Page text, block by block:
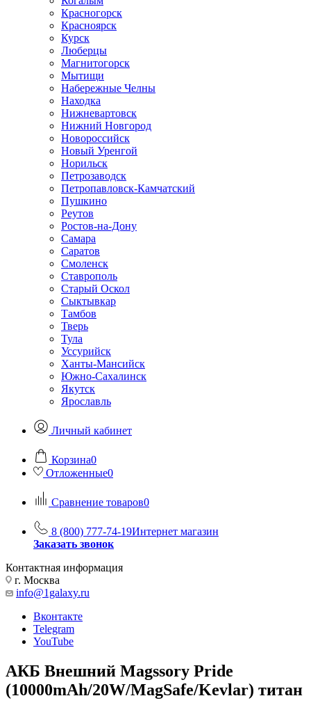
Красногорск
Красноярск
Курск
Люберцы
Магнитогорск
Мытищи
Набережные Челны
Находка
Нижневартовск
Нижний Новгород
Новороссийск
Новый Уренгой
Норильск
Петрозаводск
Петропавловск-Камчатский
Пушкино
Реутов
Ростов-на-Дону
Самара
Саратов
Смоленск
Ставрополь
Старый Оскол
Сыктывкар
Тамбов
Тверь
Тула
Уссурийск
Ханты-Мансийск
Южно-Сахалинск
Якутск
Ярославль
Личный кабинет
Корзина0
Отложенные0
Сравнение товаров0
8 (800) 777-74-19Интернет магазин
Заказать звонок
Контактная информация
г. Москва
info@1galaxy.ru
Вконтакте
Telegram
YouTube
АКБ Внешний Magssory Pride
(10000mAh/20W/MagSafe/Kevlar) титан